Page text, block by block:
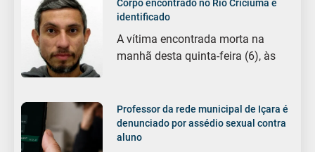
Corpo encontrado no Rio Criciúma é
identificado
A vítima encontrada morta na
manhã desta quinta-feira (6), às
Professor da rede municipal de Içara é
denunciado por assédio sexual contra
aluno